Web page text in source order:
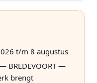
t/m 8 augustus
BREDEVOORT —
brengt